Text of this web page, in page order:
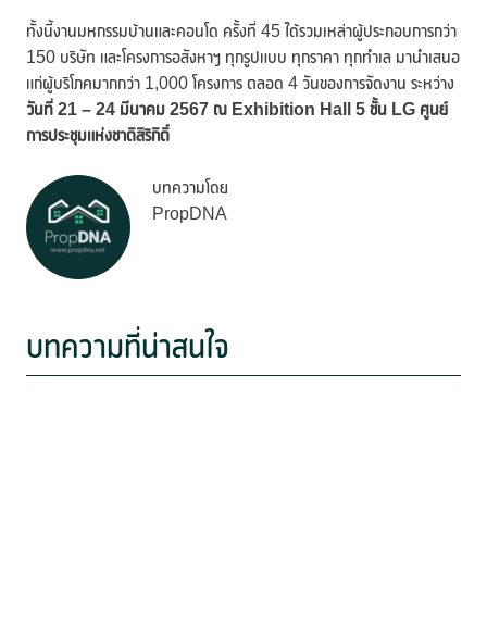
ทั้งนี้งานมหกรรมบ้านและคอนโด ครั้งที่ 45 ได้รวมเหล่าผู้ประกอบการกว่า
150 บริษัท และโครงการอสังหาฯ ทุกรูปแบบ ทุกราคา ทุกทำเล มานำเสนอ
แก่ผู้บริโภคมากกว่า 1,000 โครงการ ตลอด 4 วันของการจัดงาน ระหว่าง
วันที่ 21 – 24 มีนาคม 2567 ณ Exhibition Hall 5 ชั้น LG ศูนย์
การประชุมแห่งชาติสิริกิติ์
บทความโดย
PropDNA
บทความที่น่าสนใจ